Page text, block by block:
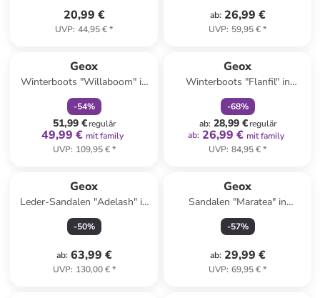
20,99 €
UVP: 44,95 €*
ab: 26,99 €
UVP: 59,95 €*
Geox
Winterboots "Willaboom" in
Dunkelblau
-54%
51,99 €regulär
49,99 € mit family
UVP: 109,95 €*
Geox
Winterboots "Flanfil" in
Schwarz/ Grau
-68%
ab: 28,99 €regulär
ab: 26,99 € mit family
UVP: 84,95 €*
Geox
Leder-Sandalen "Adelash" in
Schwarz
-50%
ab: 63,99 €
UVP: 130,00 €*
Geox
Sandalen "Maratea" in
Dunkelblau
-57%
ab: 29,99 €
UVP: 69,95 €*